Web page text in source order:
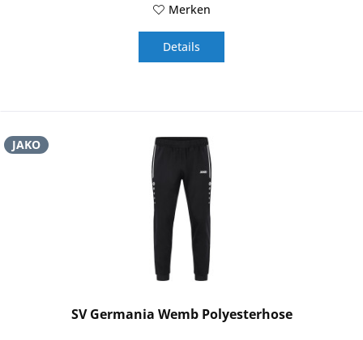
Merken
Details
JAKO
SV Germania Wemb Polyesterhose